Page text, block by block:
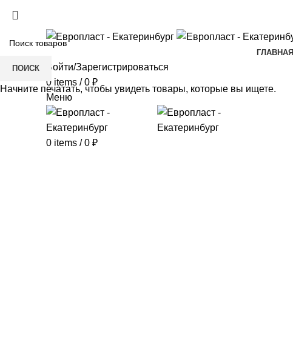
ГЛАВНАЯ
Войти/Зарегистрироваться
0 items / 0 ₽
Меню
0 items / 0 ₽
ПОИСК
Начните печатать, чтобы увидеть товары, которые вы ищете.